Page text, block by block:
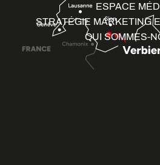
ESPACE
STRATÉGIE MARKETING
QUI SOMMES-